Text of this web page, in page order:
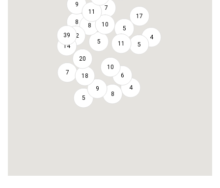
9
39
8
14
11
12
7
8
20
7
10
5
18
5
5
11
10
9
17
5
8
6
4
4